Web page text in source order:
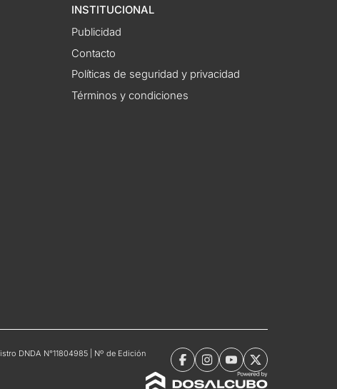
INSTITUCIONAL
Publicidad
Contacto
Políticas de seguridad y privacidad
Términos y condiciones
DNDA N°11804985 | Nº de Edición